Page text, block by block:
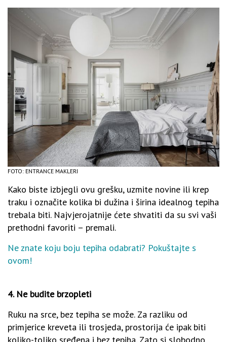
FOTO: ENTRANCE MAKLERI
Kako biste izbjegli ovu grešku, uzmite novine ili krep
traku i označite kolika bi dužina i širina idealnog tepiha
trebala biti. Najvjerojatnije ćete shvatiti da su svi vaši
prethodni favoriti – premali.
Ne znate koju boju tepiha odabrati? Pokuštajte s
ovom!
4. Ne budite brzopleti
Ruku na srce, bez tepiha se može. Za razliku od
primjerice kreveta ili trosjeda, prostorija će ipak biti